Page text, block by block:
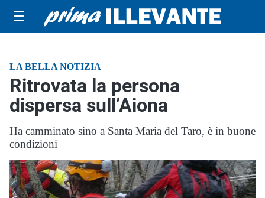
☰
LA BELLA NOTIZIA
Ritrovata la persona
dispersa sull’Aiona
Ha camminato sino a Santa Maria del Taro, è in buone
condizioni